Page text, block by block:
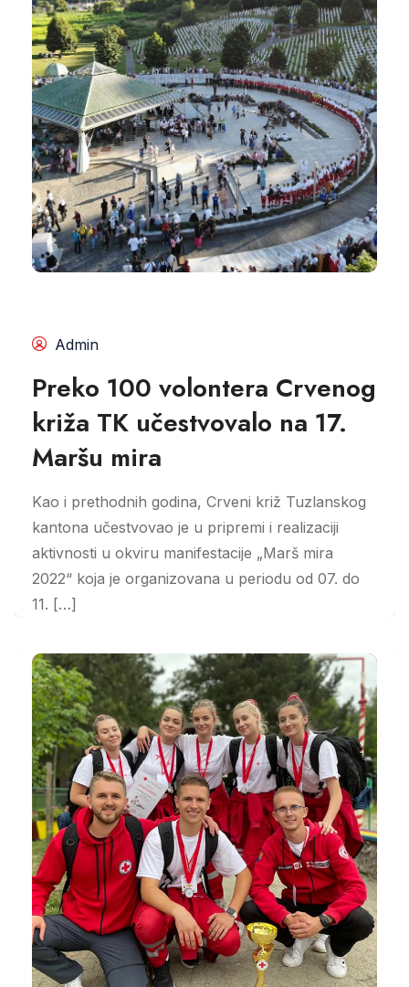
Admin
Preko 100 volontera Crvenog
križa TK učestvovalo na 17.
Maršu mira
Kao i prethodnih godina, Crveni križ Tuzlanskog
kantona učestvovao je u pripremi i realizaciji
aktivnosti u okviru manifestacije „Marš mira
2022“ koja je organizovana u periodu od 07. do
11. […]